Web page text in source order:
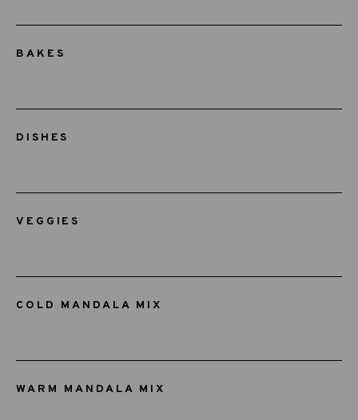
BAKES
DISHES
VEGGIES
COLD MANDALA MIX
WARM MANDALA MIX